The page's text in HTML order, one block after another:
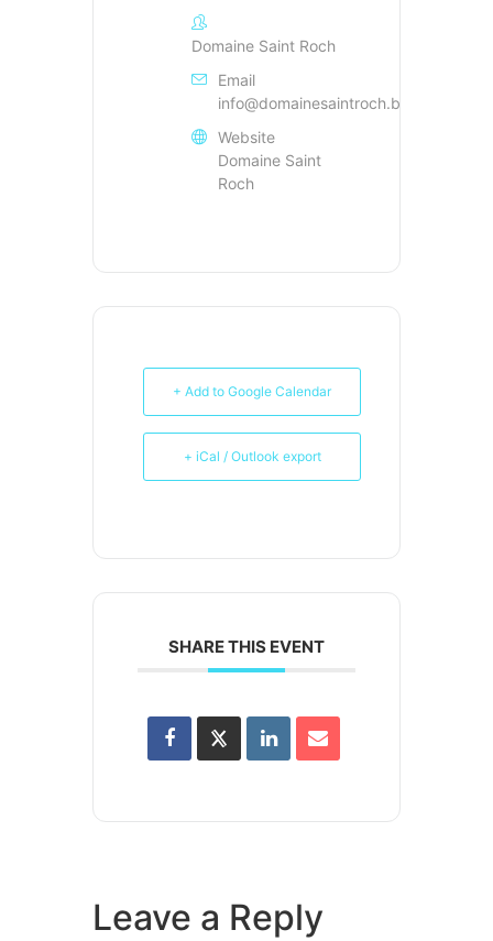
Domaine Saint Roch
Email
info@domainesaintroch.be
Website
Domaine Saint
Roch
+ Add to Google Calendar
+ iCal / Outlook export
SHARE THIS EVENT
Leave a Reply